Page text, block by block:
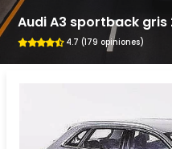
Audi A3 sportback gris
4.7 (179 opiniones)